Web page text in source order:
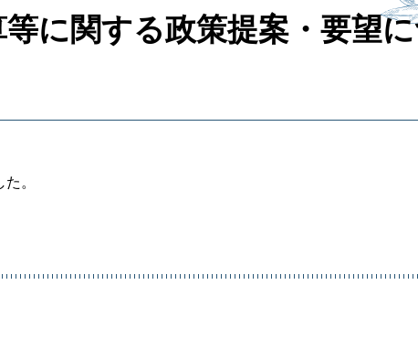
に関する政策提案・要望
。